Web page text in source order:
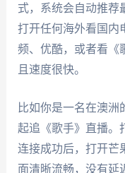
式，系统会自动推荐
打开任何海外看国内
频、优酷，或者看《
且速度很快。
比如你是一名在澳洲
起追《歌手》直播。
连接成功后，打开芒
面清晰流畅，没有延